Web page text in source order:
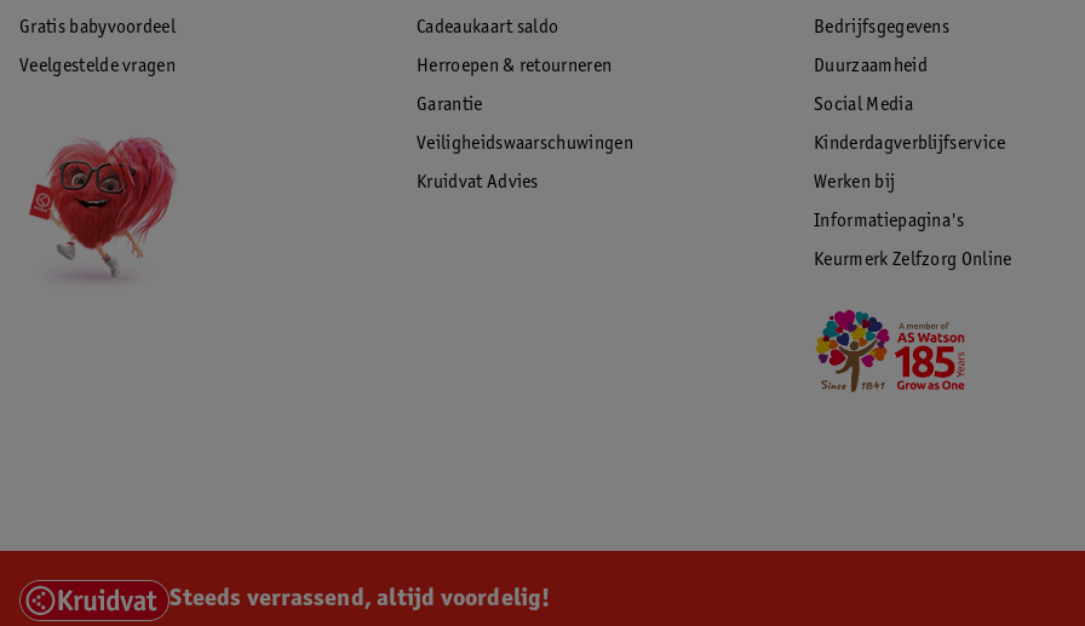
Gratis babyvoordeel
Veelgestelde vragen
Cadeaukaart saldo
Herroepen & retourneren
Garantie
Veiligheidswaarschuwingen
Kruidvat Advies
Bedrijfsgegevens
Duurzaamheid
Social Media
Kinderdagverblijfservice
Werken bij
Informatiepagina's
Keurmerk Zelfzorg Online
Steeds verrassend, altijd voordelig!